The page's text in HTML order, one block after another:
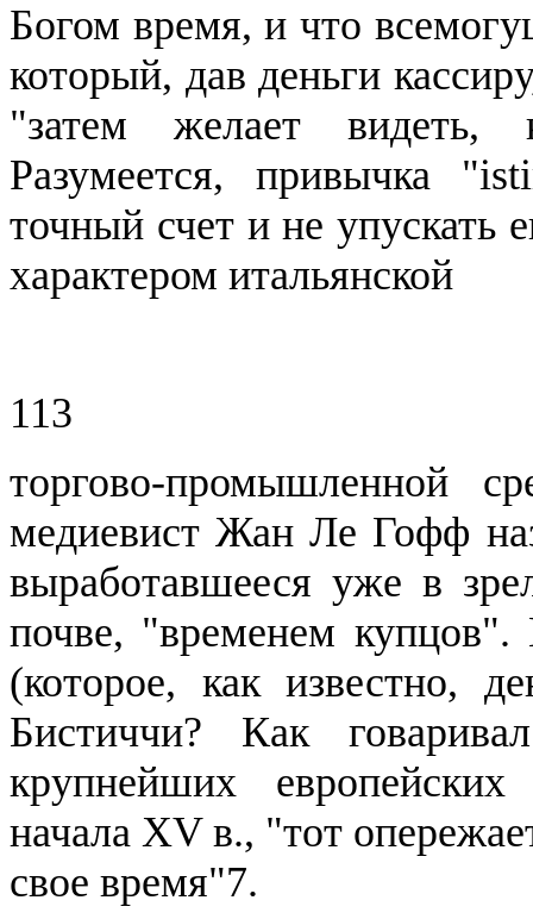
Богом время, и что
который, дав деньги
"затем желает видеть,
Разумеется, привычка "
точный счет и не упускать
характером итальянской
113
торгово-промышленной
медиевист ЖанЛе Гофф
выработавшееся уже в
почве, "временем
(которое, как известно,
Бистиччи? Как
крупнейших
начала XV в., "тот
свое время"7.